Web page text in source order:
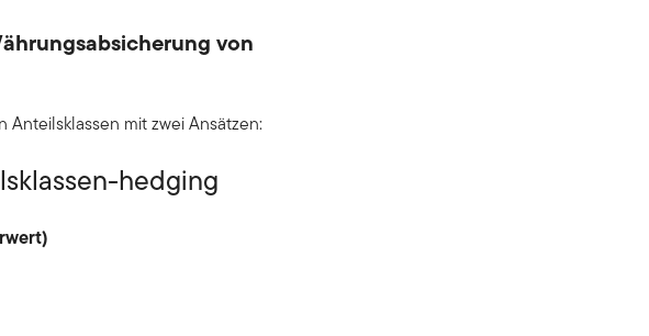
von
mit zwei Ansätzen:
hedging